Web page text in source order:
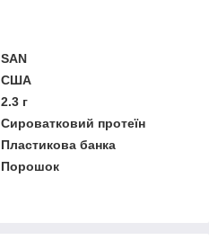
SAN
США
2.3 г
Сироватковий протеїн
Пластикова банка
Порошок